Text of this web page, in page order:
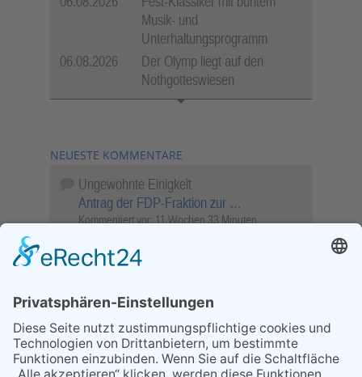
Musik- und
Unterhaltungsprogramm
06.08.2026
Der Olymp liegt auf den
Nothgotteswiesen
NEUESTE KOMMENTARE
Ungewohnte Einigkeit
Antrag der FDP-Fraktion zur …
Kommentiert vor: 11 Wochen 33 Minuten
Objekt …
Kommentiert vor: 26 Wochen 1 Tag
Sperrung für Wassersportler schlägt hohe
Wellen
Sperrung der Stillgewässer
Kommentiert vor:1 Jahr 50 Wochen